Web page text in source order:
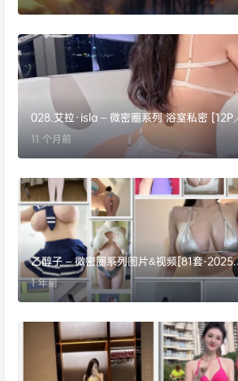
028.艾拉·isla – 微密圈系列 浴室私密 [12P
11 个月前
乙醇子 – 微密圈系列图片&视频[81套-
1 年前